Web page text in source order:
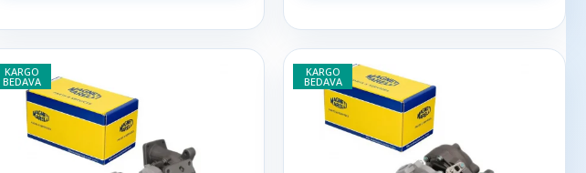
KARGO
BEDAVA
KARGO
BEDAVA